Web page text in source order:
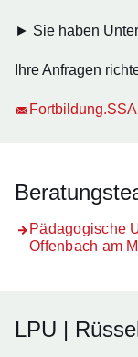
► Sie haben
Ihre Anfragen
Pädagogische
Offenbach am
LPU |